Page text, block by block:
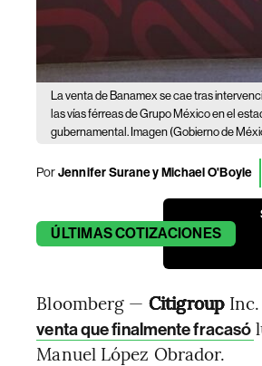
La venta de Banamex se cae tras
las vías férreas de Grupo México en el
gubernamental. Imagen (Gobierno de
PorJennifer Surane y Michael O'Boyle
ÚLTIMASCOTIZACIONES
Bloomberg — Citigroup
venta que finalmente fracasó
Manuel López Obrador.